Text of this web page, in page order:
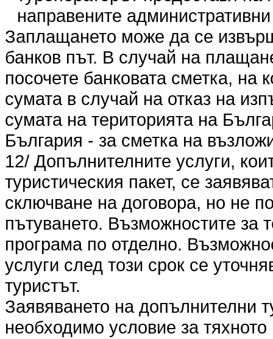
направените
Заплащането може да се
банков път. В случай на
посочете банковата сметка, на
сумата в случай на отказ на
сумата на територията на
България - за сметка на
12/ Допълнителните услуги,
туристическия пакет, се
сключване на договора, но не
пътуването. Възможностите за
програма по отделно.
услуги след този срок се
туристът.
Заявяването на допълнителни
необходимо условие за